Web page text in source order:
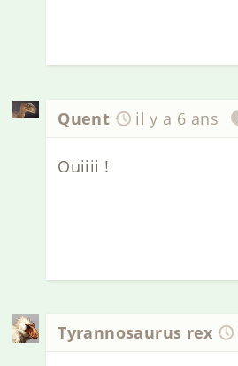
Quent il y a 6 ans
Ouiiii !
Tyrannosaurus rex